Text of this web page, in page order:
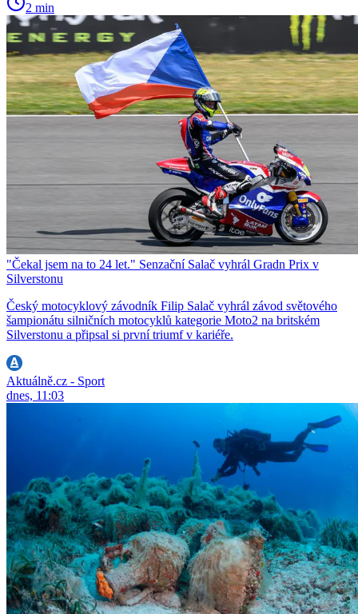
2 min
"Čekal jsem na to 24 let." Senzační Salač vyhrál Gradn Prix v
Silverstonu
Český motocyklový závodník Filip Salač vyhrál závod světového
šampionátu silničních motocyklů kategorie Moto2 na britském
Silverstonu a připsal si první triumf v kariéře.
Aktuálně.cz - Sport
dnes, 11:03